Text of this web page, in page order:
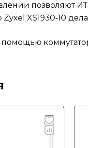
позволяют
XS1930-10